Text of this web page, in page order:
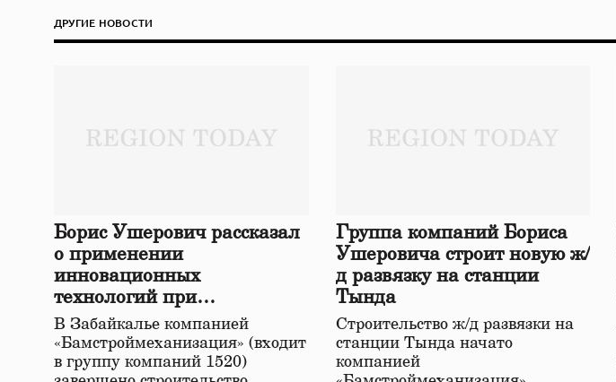
ДРУГИЕ НОВОСТИ
Борис Ушерович рассказал
о применении
инновационных
технологий при
строительстве нового моста
в Забайкалье
В Забайкалье компанией
«Бамстроймеханизация» (входит
в группу компаний 1520)
Группа компаний Бориса
Ушеровича строит новую ж/
д развязку на станции
Тында
Строительство ж/д развязки на
станции Тында начато
компанией